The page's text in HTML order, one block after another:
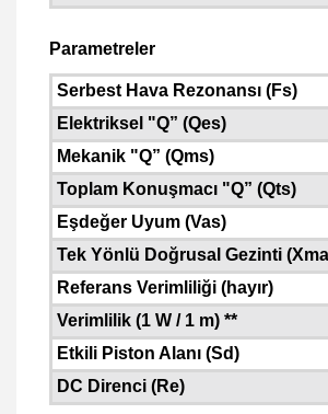
Parametreler
Serbest Hava Rezonansı (Fs)
Elektriksel "Q” (Qes)
Mekanik "Q” (Qms)
Toplam Konuşmacı "Q” (Qts)
Eşdeğer Uyum (Vas)
Tek Yönlü Doğrusal Gezinti
Referans Verimliliği (hayır)
Verimlilik (1 W / 1 m) **
Etkili Piston Alanı (Sd)
DC Direnci (Re)